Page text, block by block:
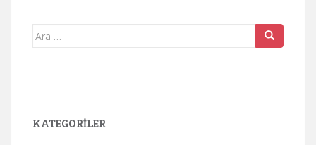
Arama
KATEGORİLER